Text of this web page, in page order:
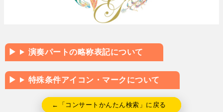
演奏パートの略称表記について
特殊条件アイコン・マークについて
←「コンサートかんたん検索」に戻る